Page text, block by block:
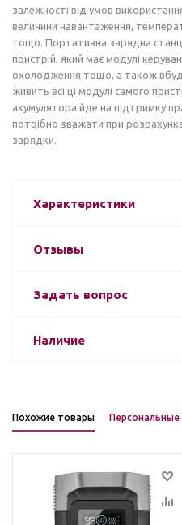
залежності від умов
величини навантаження,
тощо. Портативна зарядна
пристрій, який має модулі
охолодження тощо, а також
живить всі ці модулі самого
акумулятора йде на підтримку
потрібно зважати при
зарядки.
Характеристики
Отзывы
Задать вопрос
Наличие
Похожие товары